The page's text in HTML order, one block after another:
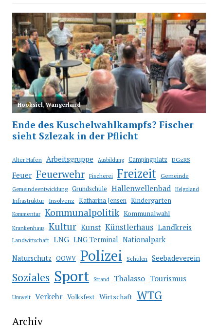
Alter Hafen Arbeitsgruppe Ausbildung Campingplatz DGzRS
Feuer Feuerwehr Fischerei Freizeit Gemeinde
Gemeindeentwicklung Grundschule Hallenwellenbad Helgoland
Infrastruktur Insolvenz Katharina Jensen Kindergarten
Kommentar Kommunalpolitik Kommunalwahl
Krankenhaus Kultur Kunst Künstlerhaus Landkreis
Landwirtschaft LNG LNG Terminal Nationalpark
Naturschutz OOWV Polizei Schulen Seebadeverein
Soziales Sport Strand Thalasso Tourismus
Umwelt Verkehr Volksfest Wirtschaft WTG
Archiv